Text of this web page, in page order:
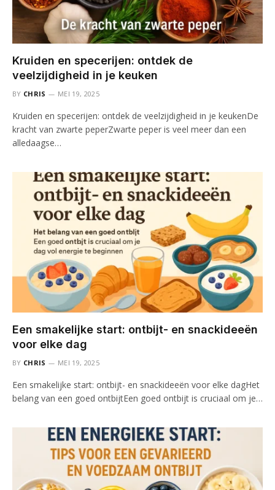
Kruiden en specerijen: ontdek de
veelzijdigheid in je keuken
BY CHRIS MEI 19, 2025
Kruiden en specerijen: ontdek de veelzijdigheid in je keukenDe
kracht van zwarte peperZwarte peper is veel meer dan een
alledaagse…
Een smakelijke start: ontbijt- en snackideeën
voor elke dag
BY CHRIS MEI 19, 2025
Een smakelijke start: ontbijt- en snackideeën voor elke dagHet
belang van een goed ontbijtEen goed ontbijt is cruciaal om je…